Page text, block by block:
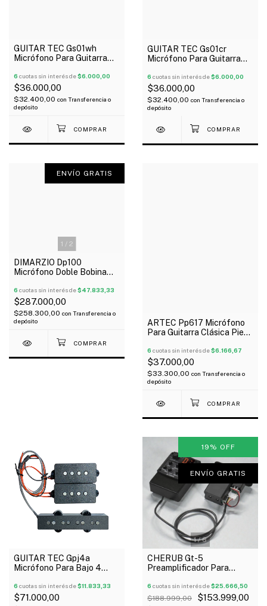
GUITAR TEC Gs01wh
Micrófono Para Guitarra
Blanco
6 cuotas sin interés de$6.000,00
$36.000,00
$32.400,00 con Transferencia o
depósito
GUITAR TEC Gs01cr
Micrófono Para Guitarra
Crema
6 cuotas sin interés de$6.000,00
$36.000,00
$32.400,00 con Transferencia o
depósito
1 / 2
ENVÍO GRATIS
DIMARZIO Dp100
Micrófono Doble Bobina
Guitarra Oferta!
6 cuotas sin interés de$47.833,33
$287.000,00
$258.300,00 con Transferencia o
depósito
ARTEC Pp617 Micrófono
Para Guitarra Clásica Piezo
6 cuotas sin interés de$6.166,67
$37.000,00
$33.300,00 con Transferencia o
depósito
GUITAR TEC Gpj4a
Micrófono Para Bajo 4
Jazzbass Alnico Vx 2
6 cuotas sin interés de$11.833,33
$71.000,00
1/6
19 % OFF
ENVÍO GRATIS
CHERUB Gt-5
Preamplificador Para
Oferta!
6 cuotas sin interés de$25.666,50
$188.999,00 $153.999,00